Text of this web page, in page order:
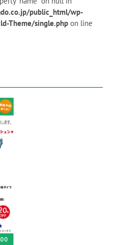
public_html/wp-
Theme/single.php on line